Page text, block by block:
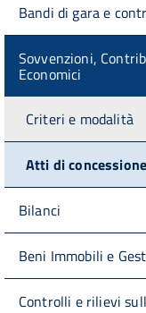
Bandi di gara e
Sovvenzioni,
Economici
Criteri e modalità
Atti di concessione
Bilanci
Beni Immobili e
Controlli e rilievi